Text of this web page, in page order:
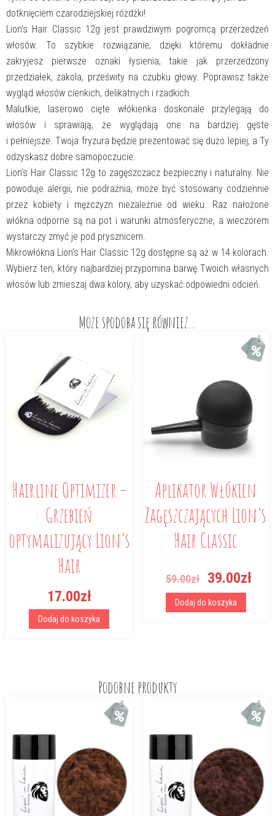
12gHazel
Brown
dotknięciem czarodziejskiej różdżki!
Lion’s Hair Classic 12g jest prawdziwym pogromcą przerzedzeń
włosów. To szybkie rozwiązanie, dzięki któremu dokładnie
zakryjesz pierwsze oznaki łysienia, takie jak przerzedzony
przedziałek, zakola, prześwity na czubku głowy. Poprawisz także
wygląd włosów cienkich, delikatnych i rzadkich.
Malutkie, laserowo cięte włókienka doskonale przylegają do
włosów i sprawiają, że wyglądają one na bardziej gęste
i pełniejsze. Twoja fryzura będzie prezentować się dużo lepiej, a Ty
odzyskasz dobre samopoczucie.
Lion’s Hair Classic 12g to zagęszczacz bezpieczny i naturalny. Nie
powoduje alergii, nie podrażnia, może być stosowany codziennie
przez kobiety i mężczyzn niezależnie od wieku. Raz nałożone
włókna odporne są na pot i warunki atmosferyczne, a wieczorem
wystarczy zmyć je pod prysznicem.
Mikrowłókna Lion’s Hair Classic 12g dostępne są aż w 14 kolorach.
Wybierz ten, który najbardziej przypomina barwę Twoich własnych
włosów lub zmieszaj dwa kolory, aby uzyskać odpowiedni odcień.
Może spodoba się również…
Hairline Optimizer –
Grzebień
optymalizujący Lion’s
Hair
17.00zł
Dodaj do koszyka
Aplikator Włókien
Zagęszczających Lion’s
Hair Classic
59.00zł
Pierwotna
cena
wynosiła:
39.00zł
Dodaj do koszyka
Podobne produkty